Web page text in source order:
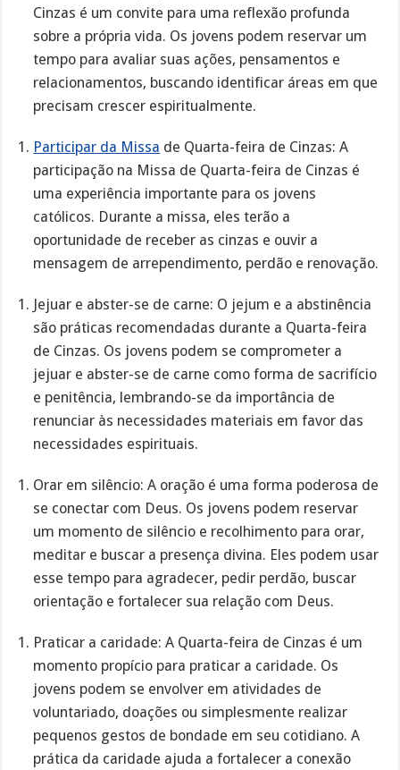
Cinzas é um convite para uma reflexão profunda
sobre a própria vida. Os jovens podem reservar um
tempo para avaliar suas ações, pensamentos e
relacionamentos, buscando identificar áreas em que
precisam crescer espiritualmente.
Participar da Missa de Quarta-feira de Cinzas: A
participação na Missa de Quarta-feira de Cinzas é
uma experiência importante para os jovens
católicos. Durante a missa, eles terão a
oportunidade de receber as cinzas e ouvir a
mensagem de arrependimento, perdão e renovação.
Jejuar e abster-se de carne: O jejum e a abstinência
são práticas recomendadas durante a Quarta-feira
de Cinzas. Os jovens podem se comprometer a
jejuar e abster-se de carne como forma de sacrifício
e penitência, lembrando-se da importância de
renunciar às necessidades materiais em favor das
necessidades espirituais.
Orar em silêncio: A oração é uma forma poderosa de
se conectar com Deus. Os jovens podem reservar
um momento de silêncio e recolhimento para orar,
meditar e buscar a presença divina. Eles podem usar
esse tempo para agradecer, pedir perdão, buscar
orientação e fortalecer sua relação com Deus.
Praticar a caridade: A Quarta-feira de Cinzas é um
momento propício para praticar a caridade. Os
jovens podem se envolver em atividades de
voluntariado, doações ou simplesmente realizar
pequenos gestos de bondade em seu cotidiano. A
prática da caridade ajuda a fortalecer a conexão